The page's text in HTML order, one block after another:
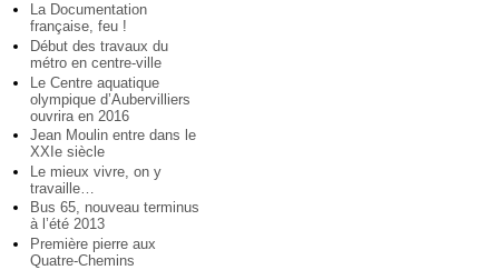
La Documentation
française, feu !
Début des travaux du
métro en centre-ville
Le Centre aquatique
olympique d’Aubervilliers
ouvrira en 2016
Jean Moulin entre dans le
XXIe siècle
Le mieux vivre, on y
travaille…
Bus 65, nouveau terminus
à l’été 2013
Première pierre aux
Quatre-Chemins